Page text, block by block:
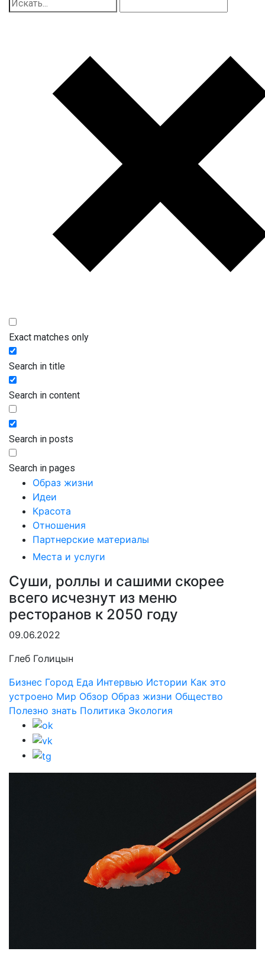
Exact matches only
Search in title
Search in content
Search in posts
Search in pages
Образ жизни
Идеи
Красота
Отношения
Партнерские материалы
Места и услуги
Суши, роллы и сашими скорее
всего исчезнут из меню
ресторанов к 2050 году
09.06.2022
Глеб Голицын
Бизнес Город Еда Интервью Истории Как это
устроено Мир Обзор Образ жизни Общество
Полезно знать Политика Экология